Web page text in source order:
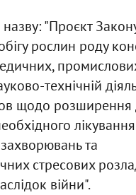
"Проєкт
рослин роду
технічній
щодо розширення
лікування
та
стресових
війни".